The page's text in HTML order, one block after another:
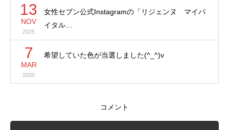
13
NOV
2025
女性セブン公式Instagramの「リジェンヌ マイバ
イタル…
7
MAR
2020
希望していた色が当選しました(^_^)v
コメント